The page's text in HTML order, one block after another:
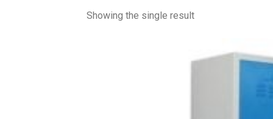
Showing the single result